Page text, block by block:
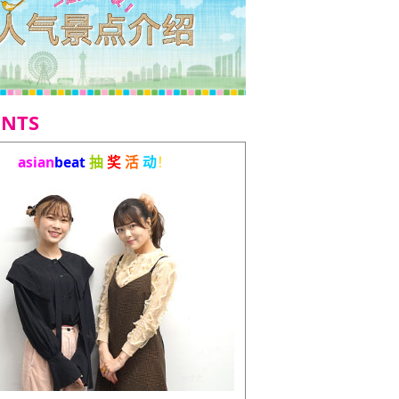
asianbeat抽奖活动！